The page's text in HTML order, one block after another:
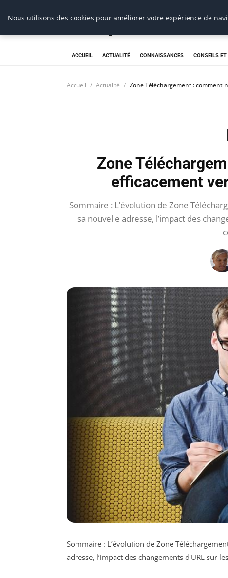
Prospection Pro
ACCUEIL ACTUALITÉ CONNAISSANCES CONSEILS ET
Accueil Actualité Zone Téléchargement : comment
Zone
efficacement
Sommaire : L’évolution de Zone
sa nouvelle adresse, l’impact des
Sommaire : L’évolution de Zone
adresse, l’impact des changements d’URL sur
Nous utilisons des cookies pour améliorer votre expérience de